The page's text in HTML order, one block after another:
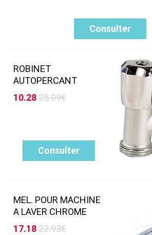
Consulter
ROBINET
AUTOPERCANT
10.2825.09€
Consulter
MEL. POUR MACHINE
A LAVER CHROME
17.1822.93€